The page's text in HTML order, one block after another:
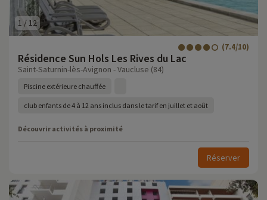
1 / 12
Résidence Sun Hols Les Rives du Lac
(7.4/10)
Saint-Saturnin-lès-Avignon - Vaucluse (84)
Piscine extérieure chauffée
club enfants de 4 à 12 ans inclus dans le tarif en juillet et août
Découvrir activités à proximité
Réserver